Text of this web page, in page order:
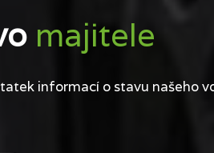
majitele
informací o stavu našeho